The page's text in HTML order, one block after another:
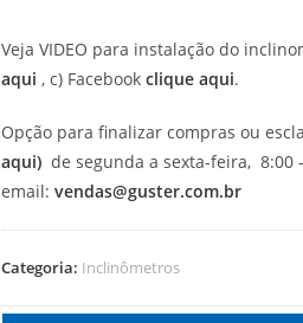
Veja VIDEO para instalação do
aqui , c) Facebook clique aqui.
Opção para finalizar compras ou
aqui) de segunda a sexta-feira, 8:00
email: vendas@guster.com.br
Categoria: Inclinômetros